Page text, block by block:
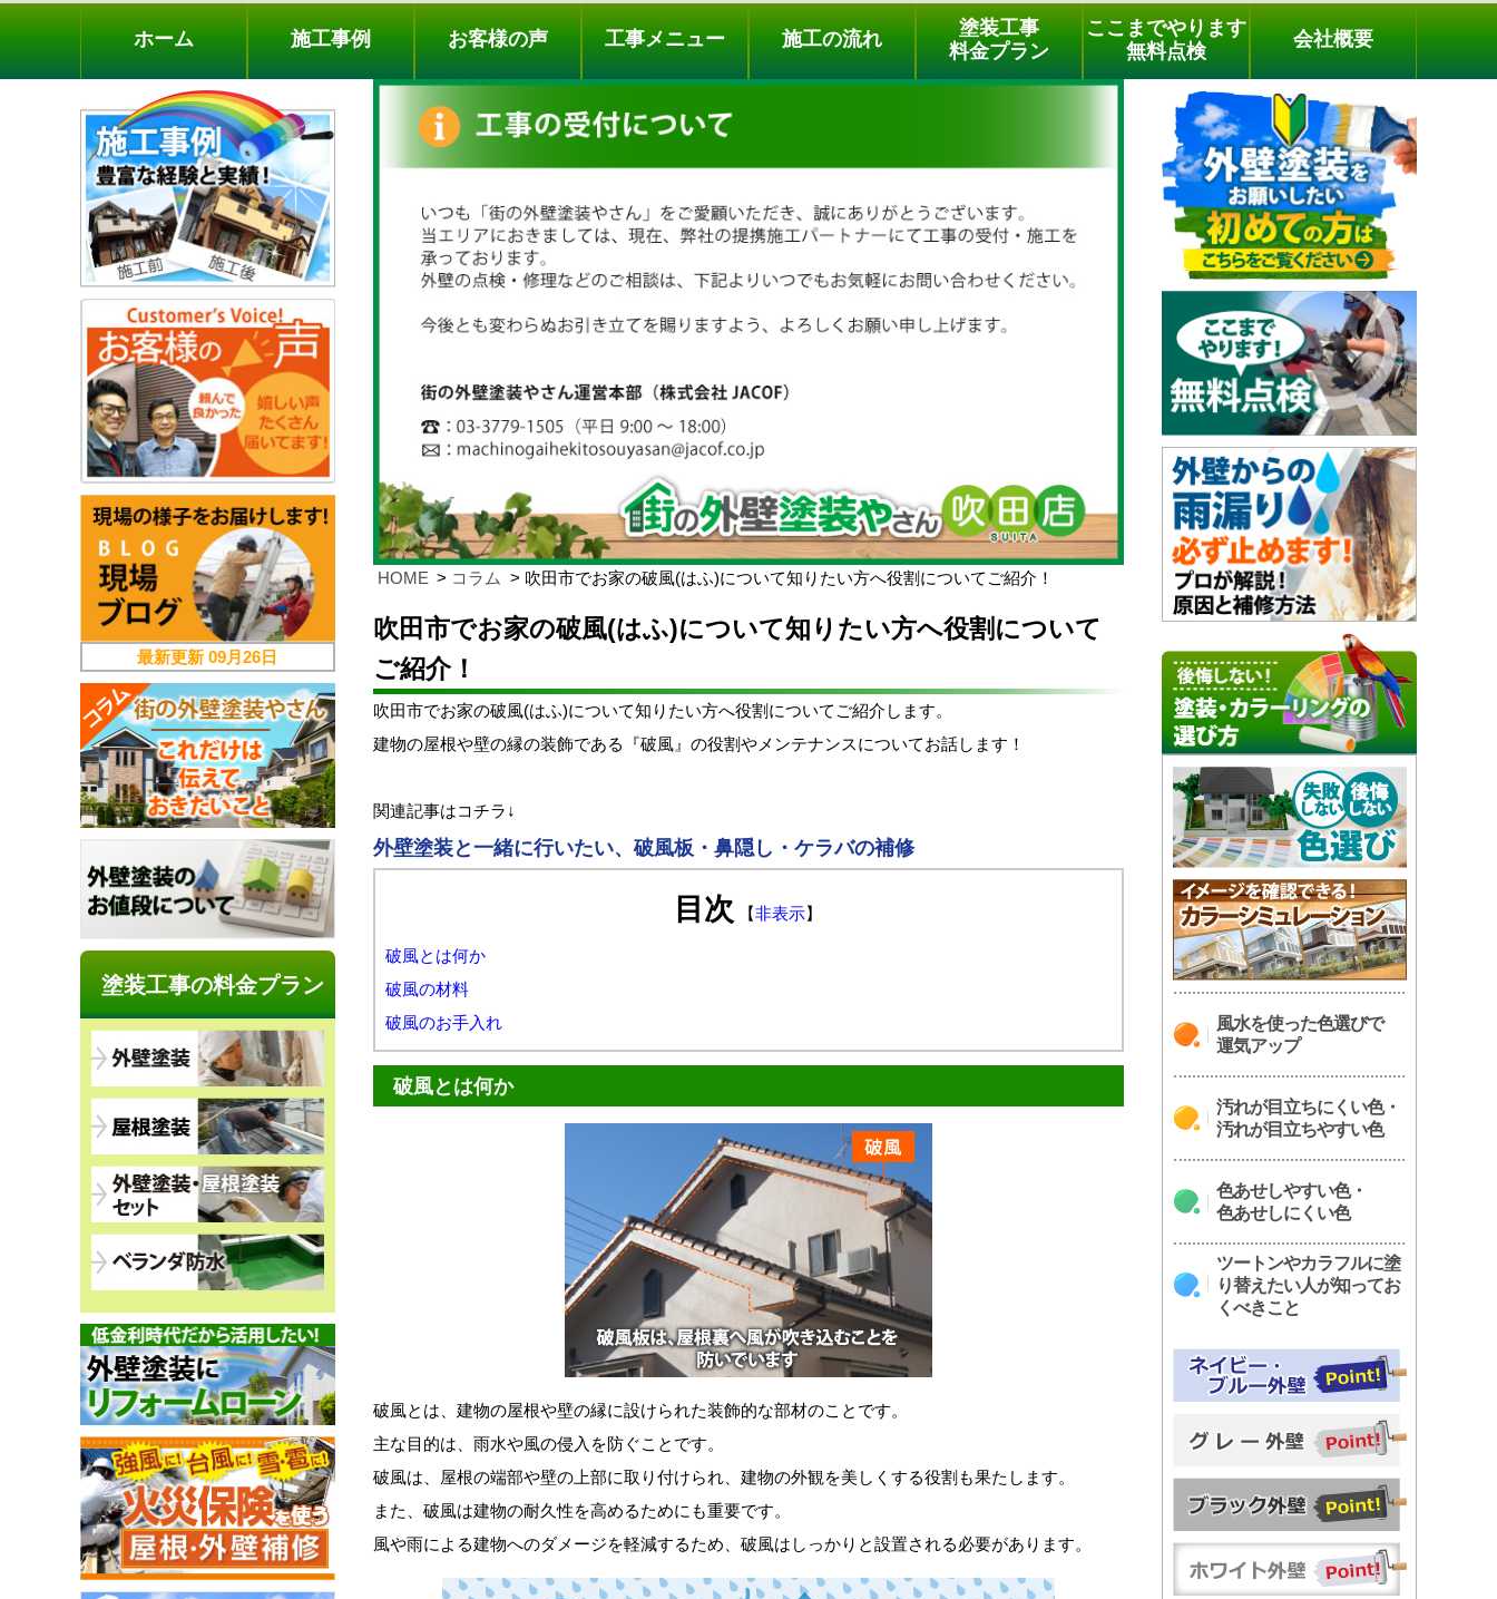
料金プラン 無料点検
電話でのご相談
[9時～18時まで受付中]
phone
ホーム 施工事例 お客様の声 工事メニュー 施工の流れ
塗装工事
料金プラン
ここまでやります
無料点検
会社概要
HOME コラム 吹田市でお家の破風(はふ)について知りたい方へ役割についてご紹介！
吹田市でお家の破風(はふ)について知りたい方へ役割について
ご紹介！
吹田市でお家の破風(はふ)について知りたい方へ役割についてご紹介します。
建物の屋根や壁の縁の装飾である『破風』の役割やメンテナンスについてお話します！
関連記事はコチラ↓
外壁塗装と一緒に行いたい、破風板・鼻隠し・ケラバの補修
目次 【非表示】
破風とは何か
破風の材料
破風のお手入れ
破風とは何か
破風とは、建物の屋根や壁の縁に設けられた装飾的な部材のことです。
主な目的は、雨水や風の侵入を防ぐことです。
破風は、屋根の端部や壁の上部に取り付けられ、建物の外観を美しくする役割も果たします。
また、破風は建物の耐久性を高めるためにも重要です。
風や雨による建物へのダメージを軽減するため、破風はしっかりと設置される必要があります。
風水を使った色選びで
運気アップ
汚れが目立ちにくい色・
汚れが目立ちやすい色
色あせしやすい色・
色あせしにくい色
ツートンやカラフルに塗
り替えたい人が知ってお
くべきこと
最新更新09月26日
塗装工事の料金プラン